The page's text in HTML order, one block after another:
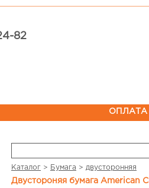
82
ОПЛАТА
Каталог > Бумага > двусторонняя
Двустороняя бумага American